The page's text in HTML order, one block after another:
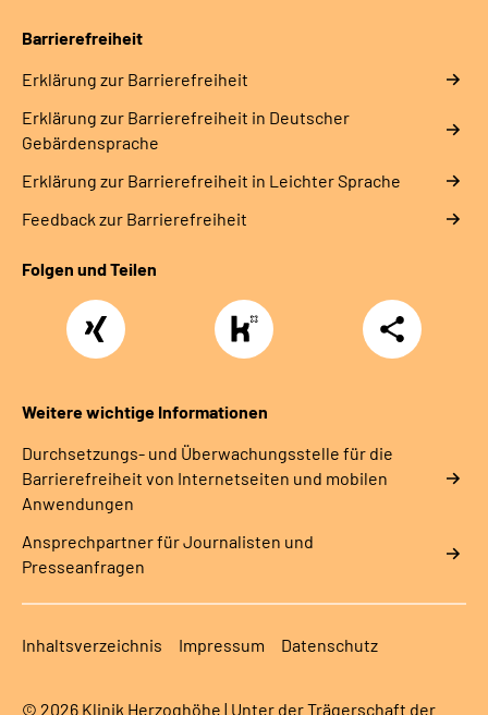
Barrierefreiheit
Erklärung zur Barrierefreiheit
Erklärung zur Barrierefreiheit in Deutscher
Gebärdensprache
Erklärung zur Barrierefreiheit in Leichter Sprache
Feedback zur Barrierefreiheit
Folgen und Teilen
Xing
https://www.kununu.com/de/deutsche-
rentenversicherung-
nordbayern6
Teilen
Weitere wichtige Informationen
Durchsetzungs- und Überwachungsstelle für die
Barrierefreiheit von Internetseiten und mobilen
Anwendungen
Ansprechpartner für Journalisten und
Presseanfragen
Inhaltsverzeichnis Impressum Datenschutz
© 2026 Klinik Herzoghöhe | Unter der Trägerschaft der